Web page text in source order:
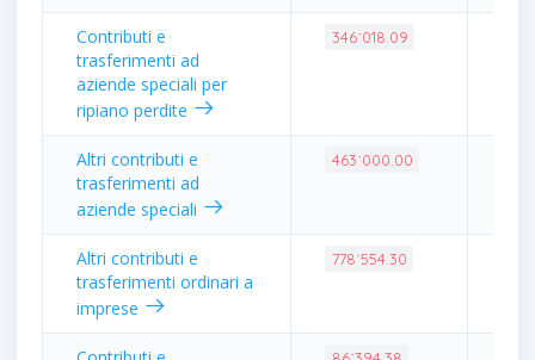
Contributi e
trasferimenti ad
aziende speciali per
ripiano perdite
346˙018.09
Altri contributi e
trasferimenti ad
aziende speciali
463˙000.00
Altri contributi e
trasferimenti ordinari a
imprese
778˙554.30